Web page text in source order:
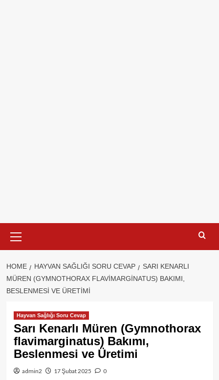
Menu
HOME HAYVAN SAĞLIĞI SORU CEVAP
SARI KENARLI
MÜREN (GYMNOTHORAX FLAVIMARGINATUS) BAKIMI,
BESLENMESI VE ÜRETIMI
Hayvan Sağlığı Soru Cevap
Sarı Kenarlı Müren (Gymnothorax
flavimarginatus) Bakımı,
Beslenmesi ve Üretimi
admin2 17 Şubat 2025 0